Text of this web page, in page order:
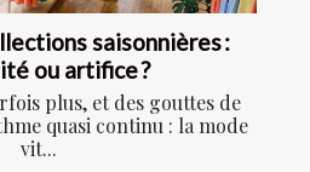
saisonnières :
ou artifice ?
plus, et des gouttes de
quasi continu : la mode
vit...